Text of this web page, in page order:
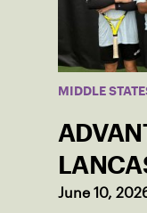
tennis.
MIDDLE
June 10,